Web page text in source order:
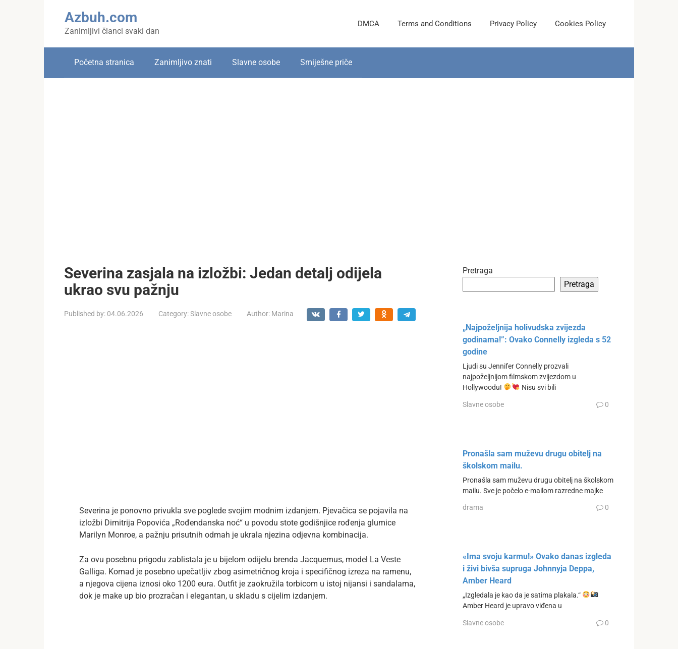
Azbuh.com
Zanimljivi članci svaki dan
DMCA Terms and Conditions Privacy Policy Cookies Policy
Početna stranica Zanimljivo znati Slavne osobe Smiješne priče
Severina zasjala na izložbi: Jedan detalj odijela
ukrao svu pažnju
Published by: 04.06.2026 Category:Slavne osobe Author: Marina
Severina je ponovno privukla sve poglede svojim modnim izdanjem. Pjevačica se pojavila na
izložbi Dimitrija Popovića „Rođendanska noć“ u povodu stote godišnjice rođenja glumice
Marilyn Monroe, a pažnju prisutnih odmah je ukrala njezina odjevna kombinacija.
Za ovu posebnu prigodu zablistala je u bijelom odijelu brenda Jacquemus, model La Veste
Galliga. Komad je posebno upečatljiv zbog asimetričnog kroja i specifičnog izreza na ramenu,
a njegova cijena iznosi oko 1200 eura. Outfit je zaokružila torbicom u istoj nijansi i sandalama,
dok je make up bio prozračan i elegantan, u skladu s cijelim izdanjem.
Pretraga
Pretraga
„Najpoželjnija holivudska zvijezda
godinama!”: Ovako Connelly izgleda s 52
godine
Ljudi su Jennifer Connelly prozvali
najpoželjnijom filmskom zvijezdom u
Hollywoodu!
Nisu svi bili
Slavne osobe 0
Pronašla sam muževu drugu obitelj na
školskom mailu.
Pronašla sam muževu drugu obitelj na školskom
mailu. Sve je počelo e-mailom razredne majke
drama 0
«Ima svoju karmu!» Ovako danas izgleda
i živi bivša supruga Johnnyja Deppa,
Amber Heard
„Izgledala je kao da je satima plakala.“
Amber Heard je upravo viđena u
Slavne osobe 0